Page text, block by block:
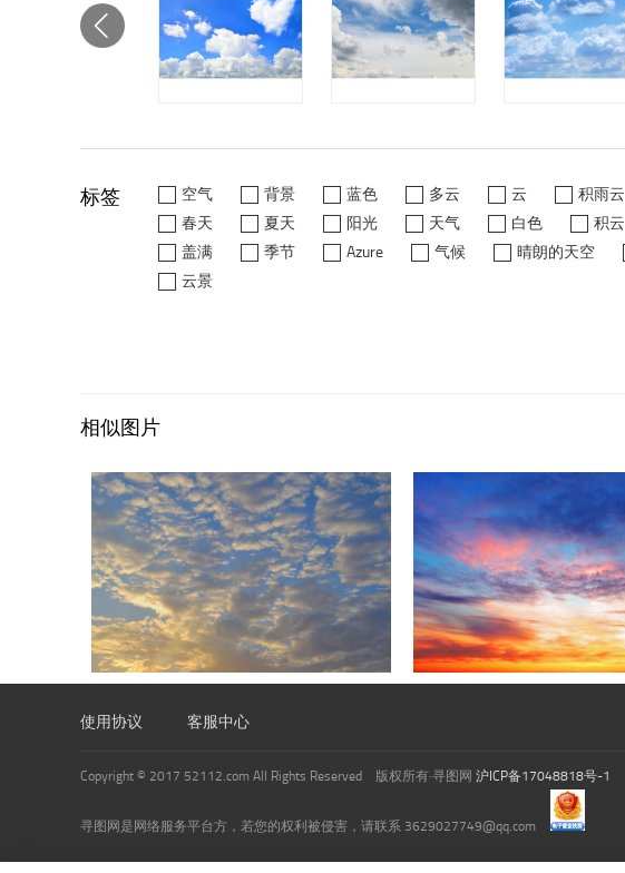
标签 空气 背景 蓝色 多云 云 积雨云
春天
夏天 阳光 天气 白色 积云
盖满
季节 Azure 气候 晴朗的天空
云景
相似图片
使用协议 客服中心
Copyright © 2017 52112.com All Rights Reserved 版权所有·寻图网 沪ICP备17048818号-1
寻图网是网络服务平台方，若您的权利被侵害，请联系 3629027749@qq.com